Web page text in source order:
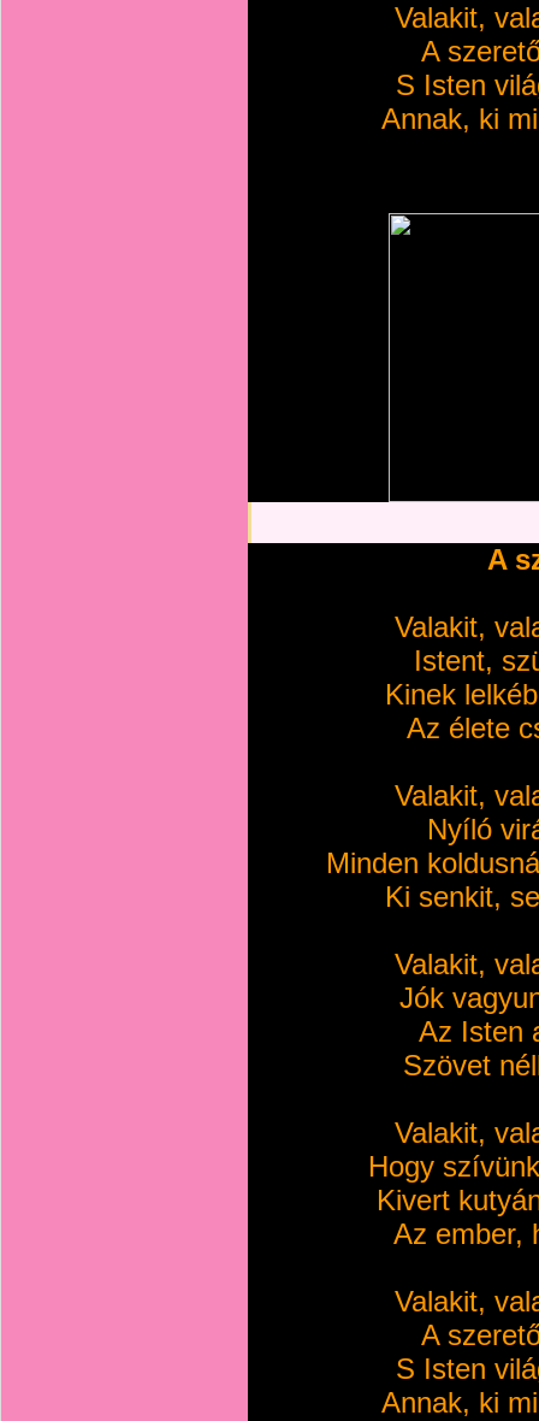
Valakit,
A
S Isten
Annak, ki
A
Valakit,
Istent,
Kinek
Az élete
Valakit,
Nyíló
Minden
Ki senkit,
Valakit,
Jók
Az Isten
Szövet
Valakit,
Hogy
Kivert
Az ember,
Valakit,
A
S Isten
Annak, ki